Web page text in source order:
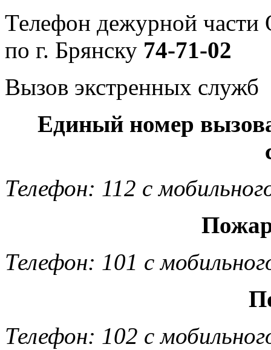
Телефон дежурной
по г. Брянску 74-71-02
Вызов экстренных служб
Единый номер
Телефон: 112 с
Телефон: 101 с
Телефон: 102 с